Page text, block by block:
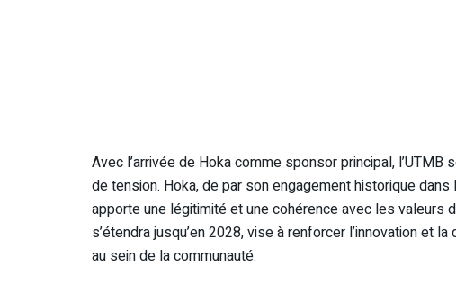
Avec l’arrivée de Hoka comme sponsor principal,
de tension. Hoka, de par son engagement historique
apporte une légitimité et une cohérence avec les valeurs
s’étendra jusqu’en 2028, vise à renforcer l’innovation et
au sein de la communauté.